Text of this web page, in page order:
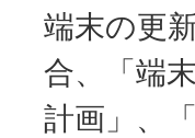
端末の更
合、「端
計画」、